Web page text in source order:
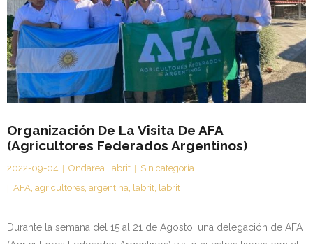
Organización De La Visita De AFA
(Agricultores Federados Argentinos)
2022-09-04 Ondarea Labrit
Sin categoría
AFA agricultores argentina labrit labrit
Durante la semana del 15 al 21 de Agosto, una delegación de AFA